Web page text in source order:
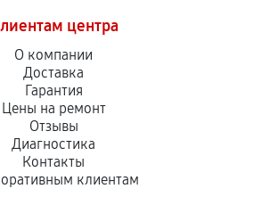
центра
О компании
Доставка
Гарантия
Цены на ремонт
Отзывы
Диагностика
Контакты
клиентам